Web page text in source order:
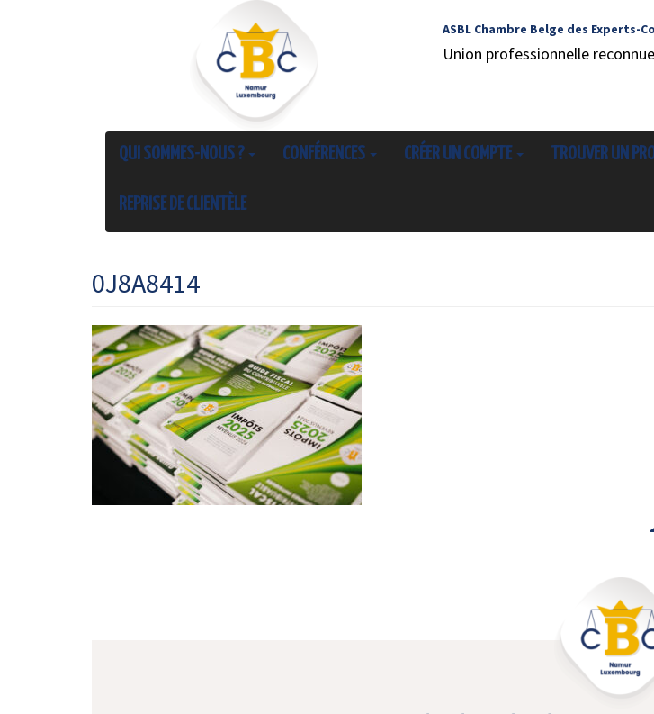
ASBL Chambre Belge des
Union professionnelle
QUI SOMMES-NOUS ? CONFÉRENCES CRÉER UN COMPTE TROUVER UN
REPRISE DE CLIENTÈLE
0J8A8414